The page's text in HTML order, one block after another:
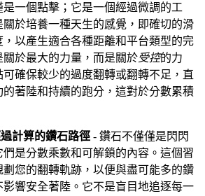
一個點擊；它是一個經過微調的工
於培養一種天生的感覺，即確切的滑
，以產生適合各種距離和平台類型的完
於最大的力量，而是關於受控的力
可確保較少的過度翻轉或翻轉不足，直
著陸和持續的跑分，這對於分數累積
計算的鑽石路徑 - 鑽石不僅僅是閃閃
是分數乘數和可解鎖的內容。這個習
您的翻轉軌跡，以便與盡可能多的鑽
響安全著陸。它不是盲目地追逐每一